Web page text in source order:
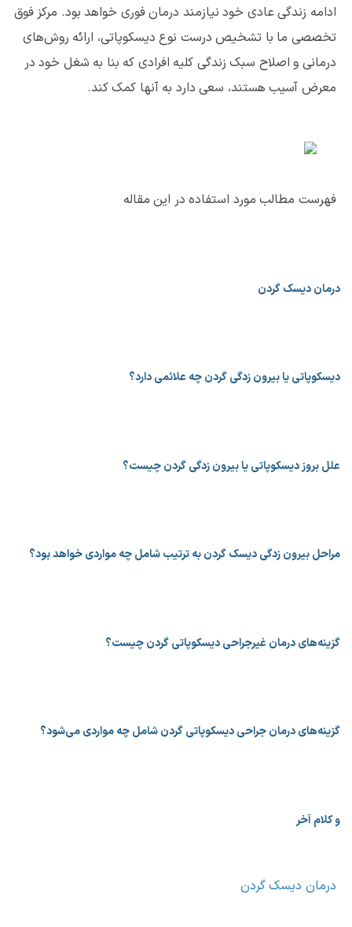
ادامه زندگی عادی خود نیازمند درمان فوری خواهد بود. مرکز فوق
تخصصی ما با تشخیص درست نوع دیسکوپاتی، ارائه روش‌های
درمانی و اصلاح سبک زندگی کلیه افرادی که بنا به شغل خود در
معرض آسیب هستند، سعی دارد به آنها کمک کند.
فهرست مطالب مورد استفاده در این مقاله
درمان دیسک گردن
دیسکوپاتی یا بیرون زدگی گردن چه علائمی دارد؟
علل بروز دیسکوپاتی یا بیرون زدگی گردن چیست؟
مراحل بیرون زدگی دیسک گردن به ترتیب شامل چه مواردی خواهد بود؟
گزینه‌های درمان غیرجراحی دیسکوپاتی گردن چیست؟
گزینه‌های درمان جراحی دیسکوپاتی گردن شامل چه مواردی می‌شود؟
و کلام آخر
درمان دیسک گردن